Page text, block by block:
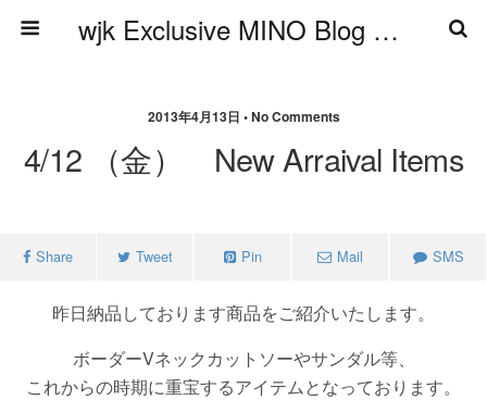
wjk Exclusive MINO Blog ブログ
2013年4月13日 • No Comments
4/12 （金） New Arraival Items
Share Tweet Pin Mail SMS
昨日納品しております商品をご紹介いたします。
ボーダーVネックカットソーやサンダル等、
これからの時期に重宝するアイテムとなっております。